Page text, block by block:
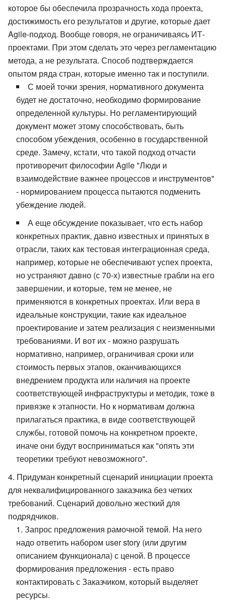
которое бы обеспечила прозрачность хода проекта,
достижимость его результатов и другие, которые дает
Agile-подход. Вообще говоря, не ограничиваясь ИТ-
проектами. При этом сделать это через регламентацию
метода, а не результата. Способ подтверждается
опытом ряда стран, которые именно так и поступили.
С моей точки зрения, нормативного документа
будет не достаточно, необходимо формирование
определенной культуры. Но регламентирующий
документ может этому способствовать, быть
способом убеждения, особенно в государственной
среде. Замечу, кстати, что такой подход отчасти
противоречит философии Agile "Люди и
взаимодействие важнее процессов и инструментов"
- нормированием процесса пытаются подменить
убеждение людей.
А еще обсуждение показывает, что есть набор
конкретных практик, давно известных и принятых в
отрасли, таких как тестовая интеграционная среда,
например, которые не обеспечивают успех проекта,
но устраняют давно (с 70-х) известные грабли на его
завершении, и которые, тем не менее, не
применяются в конкретных проектах. Или вера в
идеальные конструкции, такие как идеальное
проектирование и затем реализация с неизменными
требованиями. И вот их - можно разрушать
нормативно, например, ограничивая сроки или
стоимость первых этапов, оканчивающихся
внедрением продукта или наличия на проекте
соответствующей инфраструктуры и методик, тоже в
привязке к этапности. Но к нормативам должна
прилагаться практика, в виде соответствующей
службы, готовой помочь на конкретном проекте,
иначе они будут восприниматься как "опять эти
теоретики требуют невозможного".
Придуман конкретный сценарий инициации проекта
для неквалифицированного заказчика без четких
требований. Сценарий довольно жесткий для
подрядчиков.
Запрос предложения рамочной темой. На него
надо ответить набором user story (или другим
описанием функционала) с ценой. В процессе
формирования предложения - есть право
контактировать с Заказчиком, который выделяет
ресурсы.